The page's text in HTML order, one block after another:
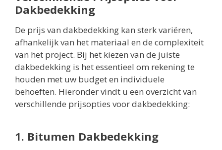
Dakbedekking
De prijs van dakbedekking kan sterk variëren,
afhankelijk van het materiaal en de complexiteit
van het project. Bij het kiezen van de juiste
dakbedekking is het essentieel om rekening te
houden met uw budget en individuele
behoeften. Hieronder vindt u een overzicht van
verschillende prijsopties voor dakbedekking:
1. Bitumen Dakbedekking